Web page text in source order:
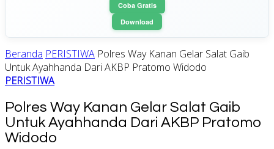
Coba Gratis
Download
Beranda PERISTIWA Polres Way Kanan Gelar Salat Gaib
Untuk Ayahhanda Dari AKBP Pratomo Widodo
PERISTIWA
Polres Way Kanan Gelar Salat Gaib
Untuk Ayahhanda Dari AKBP Pratomo
Widodo